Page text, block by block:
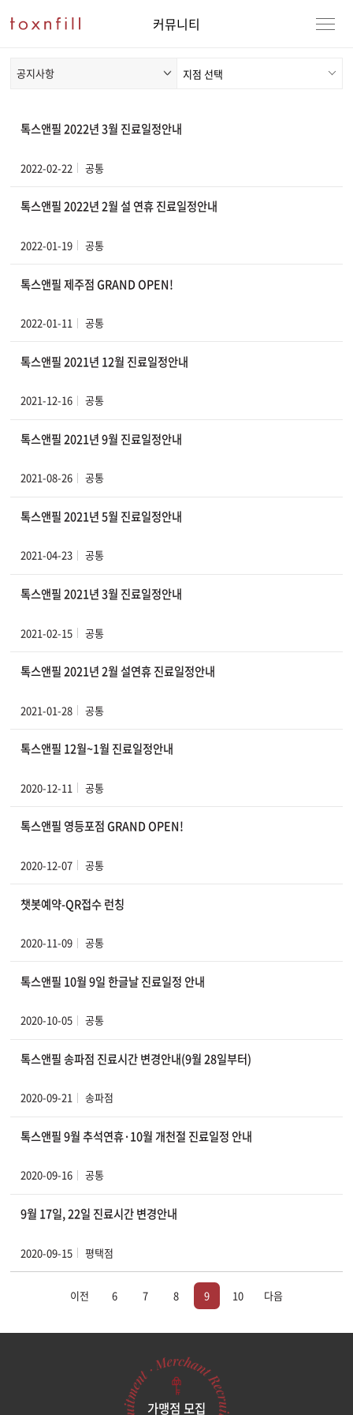
커뮤니티
공지사항
톡스앤필 2022년 3월 진료일정안내
2022-02-22 공통
톡스앤필 2022년 2월 설 연휴 진료일정안내
2022-01-19 공통
톡스앤필 제주점 GRAND OPEN!
2022-01-11 공통
톡스앤필 2021년 12월 진료일정안내
2021-12-16 공통
톡스앤필 2021년 9월 진료일정안내
2021-08-26 공통
톡스앤필 2021년 5월 진료일정안내
2021-04-23 공통
톡스앤필 2021년 3월 진료일정안내
2021-02-15 공통
톡스앤필 2021년 2월 설연휴 진료일정안내
2021-01-28 공통
톡스앤필 12월~1월 진료일정안내
2020-12-11 공통
톡스앤필 영등포점 GRAND OPEN!
2020-12-07 공통
챗봇예약-QR접수 런칭
2020-11-09 공통
톡스앤필 10월 9일 한글날 진료일정 안내
2020-10-05 공통
톡스앤필 송파점 진료시간 변경안내(9월 28일부터)
2020-09-21 송파점
톡스앤필 9월 추석연휴·10월 개천절 진료일정 안내
2020-09-16 공통
9월 17일, 22일 진료시간 변경안내
2020-09-15 평택점
이전 6 7 8 9 10 다음
가맹점 모집